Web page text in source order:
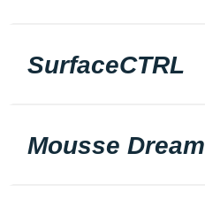
SurfaceCTRL
Mousse Dream